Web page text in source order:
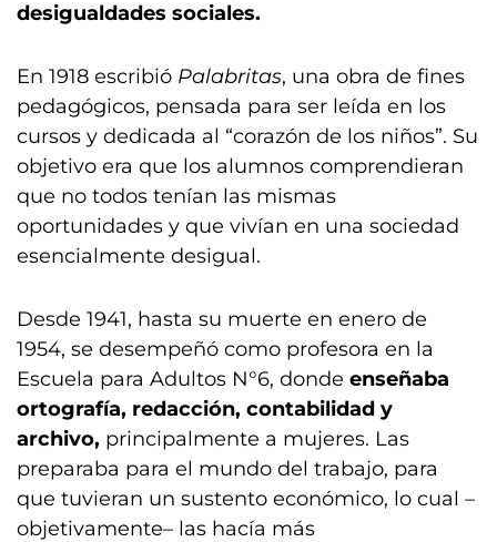
desigualdades sociales.
En 1918 escribió Palabritas, una obra de fines
pedagógicos, pensada para ser leída en los
cursos y dedicada al “corazón de los niños”. Su
objetivo era que los alumnos comprendieran
que no todos tenían las mismas
oportunidades y que vivían en una sociedad
esencialmente desigual.
Desde 1941, hasta su muerte en enero de
1954, se desempeñó como profesora en la
Escuela para Adultos N°6, donde enseñaba
ortografía, redacción, contabilidad y
archivo, principalmente a mujeres. Las
preparaba para el mundo del trabajo, para
que tuvieran un sustento económico, lo cual –
objetivamente– las hacía más